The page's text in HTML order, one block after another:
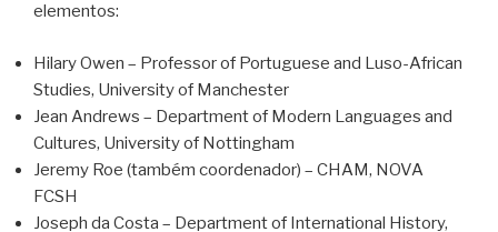
elementos:
Hilary Owen – Professor of Portuguese and Luso-African
Studies, University of Manchester
Jean Andrews – Department of Modern Languages and
Cultures, University of Nottingham
Jeremy Roe (também coordenador) – CHAM, NOVA
FCSH
Joseph da Costa – Department of International History,